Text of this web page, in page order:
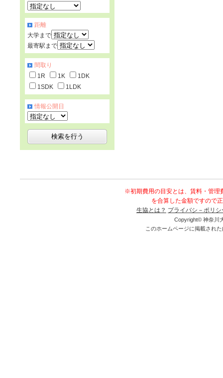
距離
大学まで
最寄駅まで
間取り
1R
1K
1DK
1SDK
1LDK
情報公開日
※初期費用の目安とは、賃料・管理
を合算した金額ですので
生協とは？ プライバシ－ポリシ
Copyright© 神奈川
このホームページに掲載され